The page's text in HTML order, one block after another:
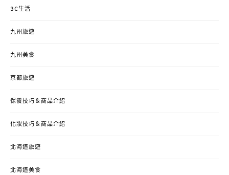
3C生活
九州旅遊
九州美食
京都旅遊
保養技巧＆商品介紹
化妝技巧＆商品介紹
北海道旅遊
北海道美食